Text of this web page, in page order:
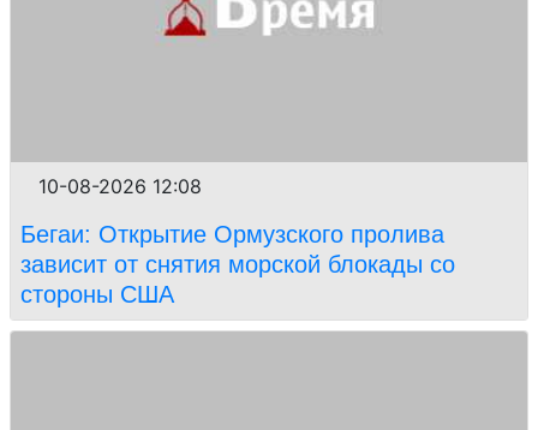
10-08-2026 12:08
Бегаи: Открытие Ормузского пролива
зависит от снятия морской блокады со
стороны США